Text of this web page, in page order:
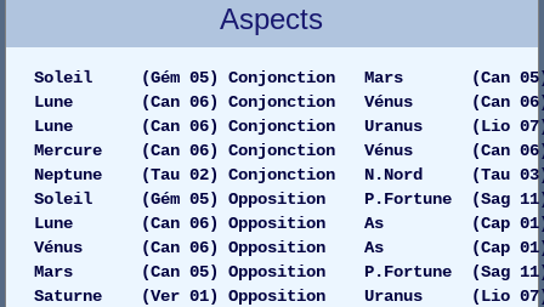
Aspects
Soleil (Gém 05) Conjonction Mars (Can 05)
Lune (Can 06) Conjonction Vénus (Can
Lune (Can 06) Conjonction Uranus (Lio 07)
Mercure (Can 06) Conjonction Vénus (Can 06)
Neptune (Tau 02) Conjonction N.Nord (Tau 03)
Soleil (Gém 05) Opposition P.Fortune (Sag 11)
Lune (Can 06) Opposition As (Cap 01)
Vénus (Can 06) Opposition As (Cap 01)
Mars (Can 05) Opposition P.Fortune (Sag 11)
Saturne (Ver 01) Opposition Uranus (Lio 07)